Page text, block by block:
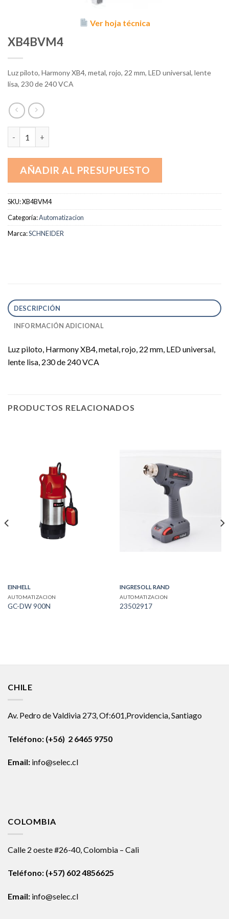
Ver hoja técnica
XB4BVM4
Luz piloto, Harmony XB4, metal, rojo, 22 mm, LED universal, lente
lisa, 230 de 240 VCA
AÑADIR AL PRESUPUESTO
SKU:XB4BVM4
Categoría:Automatizacion
Marca:SCHNEIDER
DESCRIPCIÓN
INFORMACIÓN ADICIONAL
Luz piloto, Harmony XB4, metal, rojo, 22 mm, LED universal,
lente lisa, 230 de 240 VCA
PRODUCTOS RELACIONADOS
EINHELL
AUTOMATIZACION
GC-DW 900N
INGRESOLL RAND
AUTOMATIZACION
23502917
CHILE
Av. Pedro de Valdivia 273, Of:601,Providencia, Santiago
Teléfono: (+56) 2 6465 9750
Email: info@selec.cl
COLOMBIA
Calle 2 oeste #26-40, Colombia – Cali
Teléfono: (+57) 602 4856625
Email: info@selec.cl